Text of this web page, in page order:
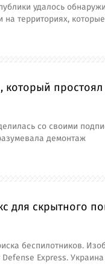
удалось
территориях, которые
простоял
со своими
демонтаж
для скрытного
беспилотников.
Express. Украина